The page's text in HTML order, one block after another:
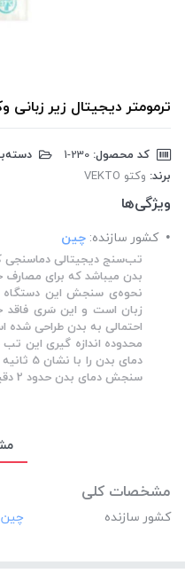
ترمومتر دیجیتال زیر زبانی
کد محصول:
برند: وکتو VEKTO
ویژگی‌ها
کشور سازنده: چین
تب‌‌‌سنج دیجیتالی دماسنجی
بدن میباشد که برای
نحوه‌ی سنجش این دستگاه
زبان است و این سَری فاقد
احتمالی به بدن طراحی شده
دمای
سنجش دمای بدن حدود 2 دقیقه میباشد.
مشخصات کلی
کشور سازنده